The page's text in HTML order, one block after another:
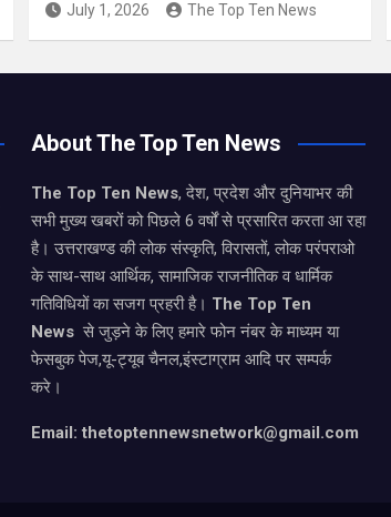
July 1, 2026 The Top Ten News
About The Top Ten News
The Top Ten News, देश, प्रदेश और दुनियाभर की
सभी मुख्य खबरों को पिछले 6 वर्षों से प्रसारित करता आ रहा
है। उत्तराखण्ड की लोक संस्कृति, विरासतों, लोक परंपराओ
के साथ-साथ आर्थिक, सामाजिक राजनीतिक व धार्मिक
गतिविधियों का सजग प्रहरी है। The Top Ten
News से जुड़ने के लिए हमारे फोन नंबर के माध्यम या
फेसबुक पेज,यू-ट्यूब चैनल,इंस्टाग्राम आदि पर सम्पर्क
करे।
Email: thetoptennewsnetwork@gmail.com